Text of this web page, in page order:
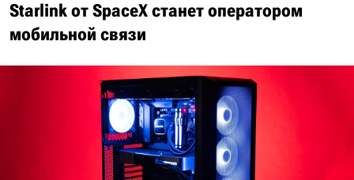
Starlink от SpaceX станет оператором
мобильной связи